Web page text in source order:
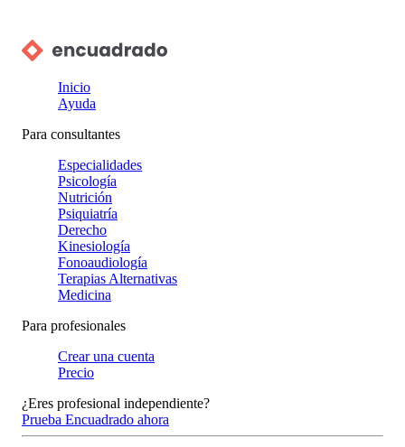
Inicio
Ayuda
Para consultantes
Especialidades
Psicología
Nutrición
Psiquiatría
Derecho
Kinesiología
Fonoaudiología
Terapias Alternativas
Medicina
Para profesionales
Crear una cuenta
Precio
¿Eres profesional independiente?
Prueba Encuadrado ahora